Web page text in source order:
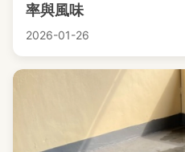
率與風味
2026-01-26